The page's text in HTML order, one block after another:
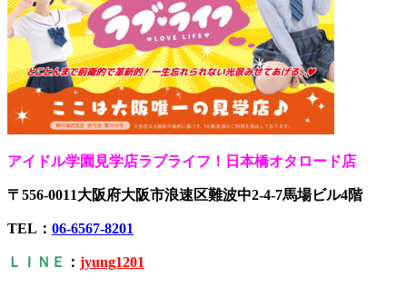
アイドル学園見学店ラブライフ！日本橋オタロード店
〒556-0011大阪府大阪市浪速区難波中2-4-7馬場ビル4階
TEL： 06-6567-8201
ＬＩＮＥ ： jyung1201